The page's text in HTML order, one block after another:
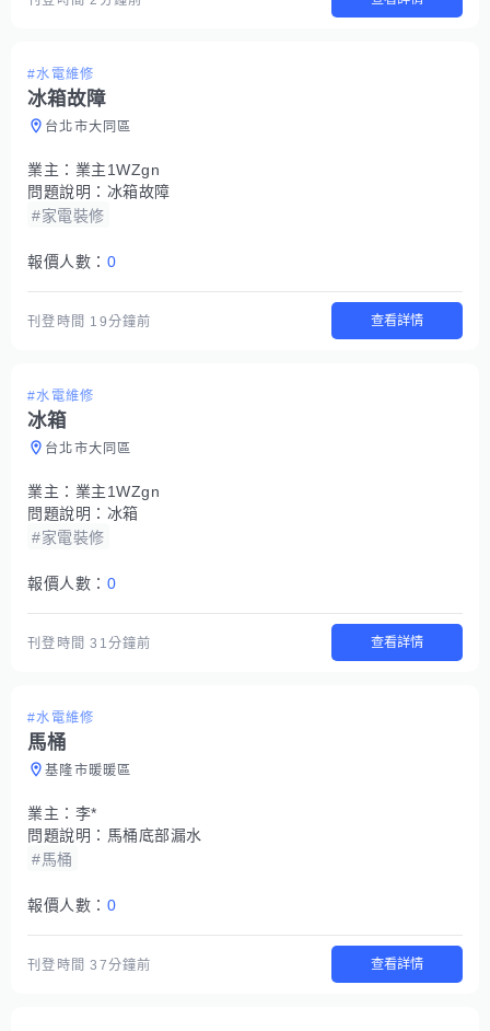
#水電維修
冰箱故障
台北市大同區
業主： 業主1WZgn
問題說明： 冰箱故障
#家電裝修
報價人數： 0
刊登時間 19分鐘前 查看詳情
#水電維修
冰箱
台北市大同區
業主： 業主1WZgn
問題說明： 冰箱
#家電裝修
報價人數： 0
刊登時間31分鐘前 查看詳情
#水電維修
馬桶
基隆市暖暖區
業主： 李*
問題說明： 馬桶底部漏水
#馬桶
報價人數： 0
刊登時間37分鐘前 查看詳情